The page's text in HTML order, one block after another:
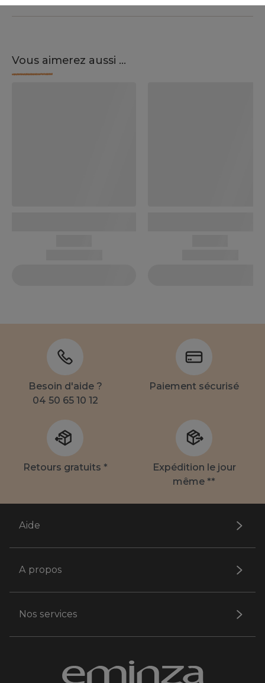
Vous aimerez aussi ...
Besoin d'aide ?
04 50 65 10 12
Paiement sécurisé
Retours gratuits *
Expédition le jour
même **
Aide
A propos
Nos services